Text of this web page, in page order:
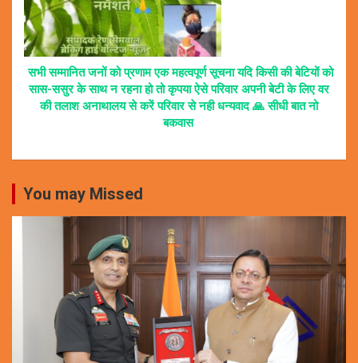
सभी सम्मानित जनों को प्रणाम एक महत्वपूर्ण सूचना यदि किसी की बेटियों को
सास-ससुर के साथ न रहना हो तो कृपया ऐसे परिवार अपनी बेटी के लिए वर
की तलाश अनाथालय से करें परिवार से नही धन्यवाद 🙏 सीधी बात नो
बकवास
You may Missed